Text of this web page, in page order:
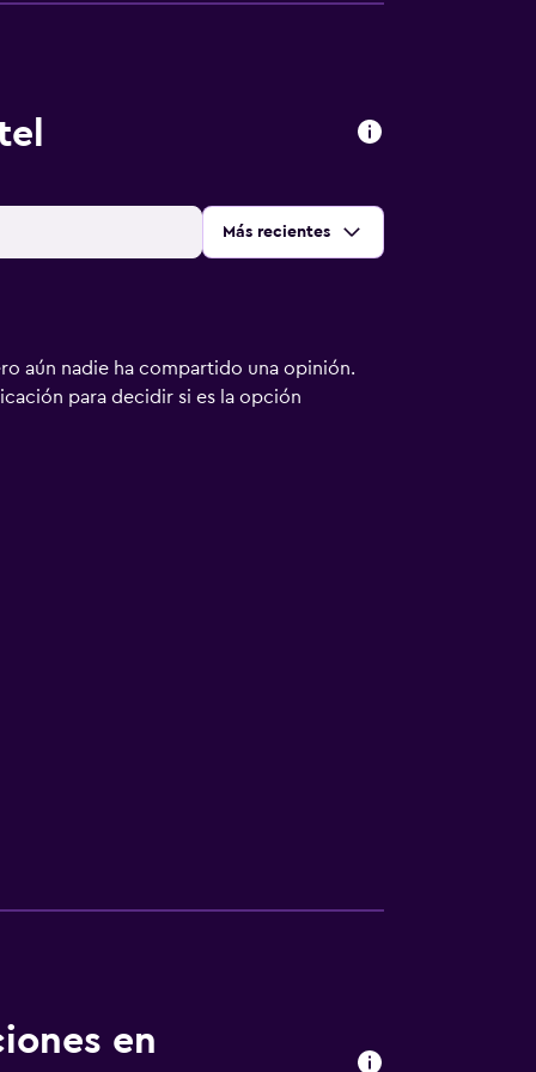
Ordenar por:
Más recientes
aún nadie ha compartido una opinión.
para decidir si es la opción
en